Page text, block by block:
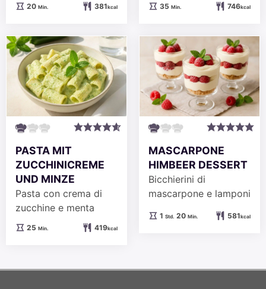
20Minuten
Min. 381kcal 35Minuten
Min. 746kcal
PASTA MIT
ZUCCHINICREME
UND MINZE
Pasta con crema di
zucchine e menta
25Minuten
Min. 419kcal
MASCARPONE
HIMBEER DESSERT
Bicchierini di
mascarpone e lamponi
1Stunde
Std. 20Minuten
Min. 581kcal